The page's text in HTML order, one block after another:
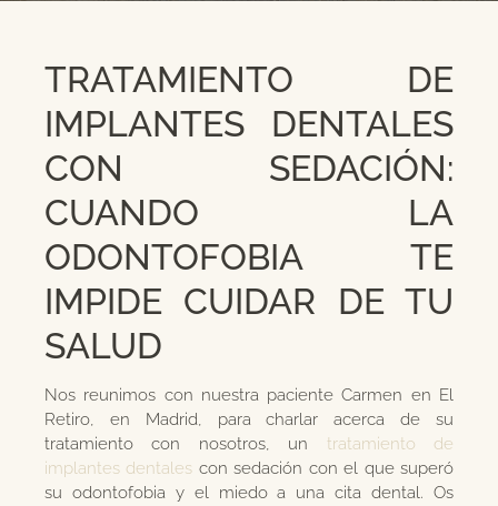
TRATAMIENTO DE
IMPLANTES DENTALES
CON SEDACIÓN:
CUANDO LA
ODONTOFOBIA TE
IMPIDE CUIDAR DE TU
SALUD
Nos reunimos con nuestra paciente Carmen en El
Retiro, en Madrid, para charlar acerca de su
tratamiento con nosotros, un tratamiento de
implantes dentales con sedación con el que superó
su odontofobia y el miedo a una cita dental. Os